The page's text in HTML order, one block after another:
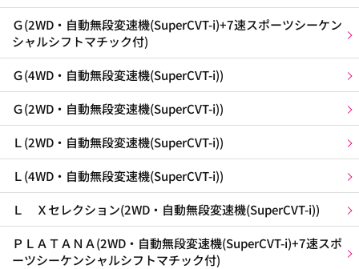
Ｇ(2WD・自動無段変速機(SuperCVT-i)+7速スポーツシーケン
シャルシフトマチック付)
Ｇ(4WD・自動無段変速機(SuperCVT-i))
Ｇ(2WD・自動無段変速機(SuperCVT-i))
Ｌ(2WD・自動無段変速機(SuperCVT-i))
Ｌ(4WD・自動無段変速機(SuperCVT-i))
Ｌ Ｘセレクション(2WD・自動無段変速機(SuperCVT-i))
ＰＬＡＴＡＮＡ(2WD・自動無段変速機(SuperCVT-i)+7速スポ
ーツシーケンシャルシフトマチック付)